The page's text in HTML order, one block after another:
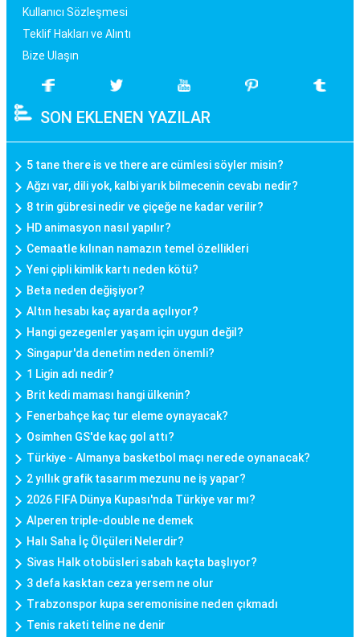
Kullanıcı Sözleşmesi
Teklif Hakları ve Alıntı
Bize Ulaşın
SON EKLENEN YAZILAR
5 tane there is ve there are cümlesi söyler misin?
Ağzı var, dili yok, kalbi yarık bilmecenin cevabı nedir?
8 trin gübresi nedir ve çiçeğe ne kadar verilir?
HD animasyon nasıl yapılır?
Cemaatle kılınan namazın temel özellikleri
Yeni çipli kimlik kartı neden kötü?
Beta neden değişiyor?
Altın hesabı kaç ayarda açılıyor?
Hangi gezegenler yaşam için uygun değil?
Singapur'da denetim neden önemli?
1 Ligin adı nedir?
Brit kedi maması hangi ülkenin?
Fenerbahçe kaç tur eleme oynayacak?
Osimhen GS'de kaç gol attı?
Türkiye - Almanya basketbol maçı nerede oynanacak?
2 yıllık grafik tasarım mezunu ne iş yapar?
2026 FIFA Dünya Kupası'nda Türkiye var mı?
Alperen triple-double ne demek
Halı Saha İç Ölçüleri Nelerdir?
Sivas Halk otobüsleri sabah kaçta başlıyor?
3 defa kasktan ceza yersem ne olur
Trabzonspor kupa seremonisine neden çıkmadı
Tenis raketi teline ne denir